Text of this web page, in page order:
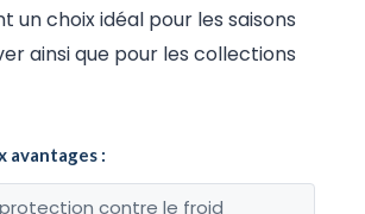
un choix idéal pour les saisons
ainsi que pour les collections
avantages :
contre le froid